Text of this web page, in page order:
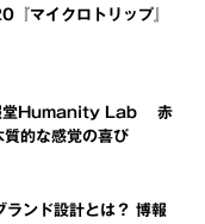
マイクロトリップ』
堂Humanity Lab 赤
質的な感覚の喜び
ンド設計とは？ 博報